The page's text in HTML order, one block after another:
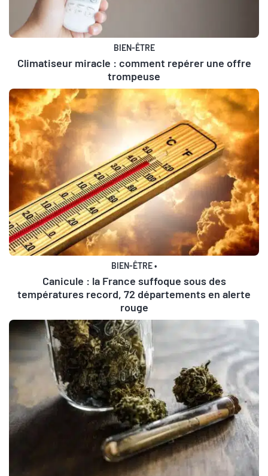
BIEN-ÊTRE
Climatiseur miracle : comment repérer une offre
trompeuse
BIEN-ÊTRE•
Canicule : la France suffoque sous des
températures record, 72 départements en alerte
rouge